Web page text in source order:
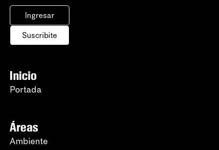
Ingresar
Suscribite
Inicio
Portada
Áreas
Ambiente